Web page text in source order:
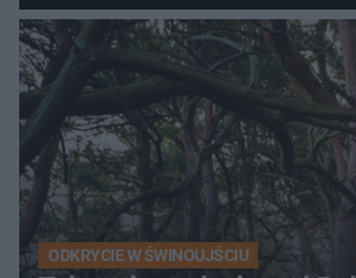
ODKRYCIE W ŚWINOUJŚCIU